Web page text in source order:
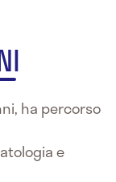
ha percorso
e